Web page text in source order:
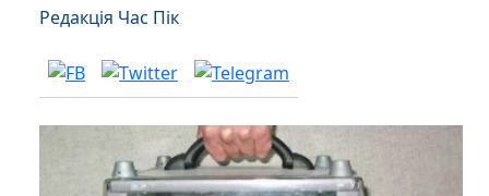
Редакція Час Пік